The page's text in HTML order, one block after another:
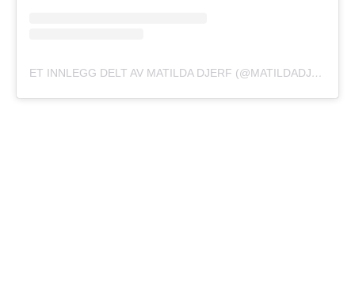
ET INNLEGG DELT AV MATILDA DJERF (@MATILDADJERF)